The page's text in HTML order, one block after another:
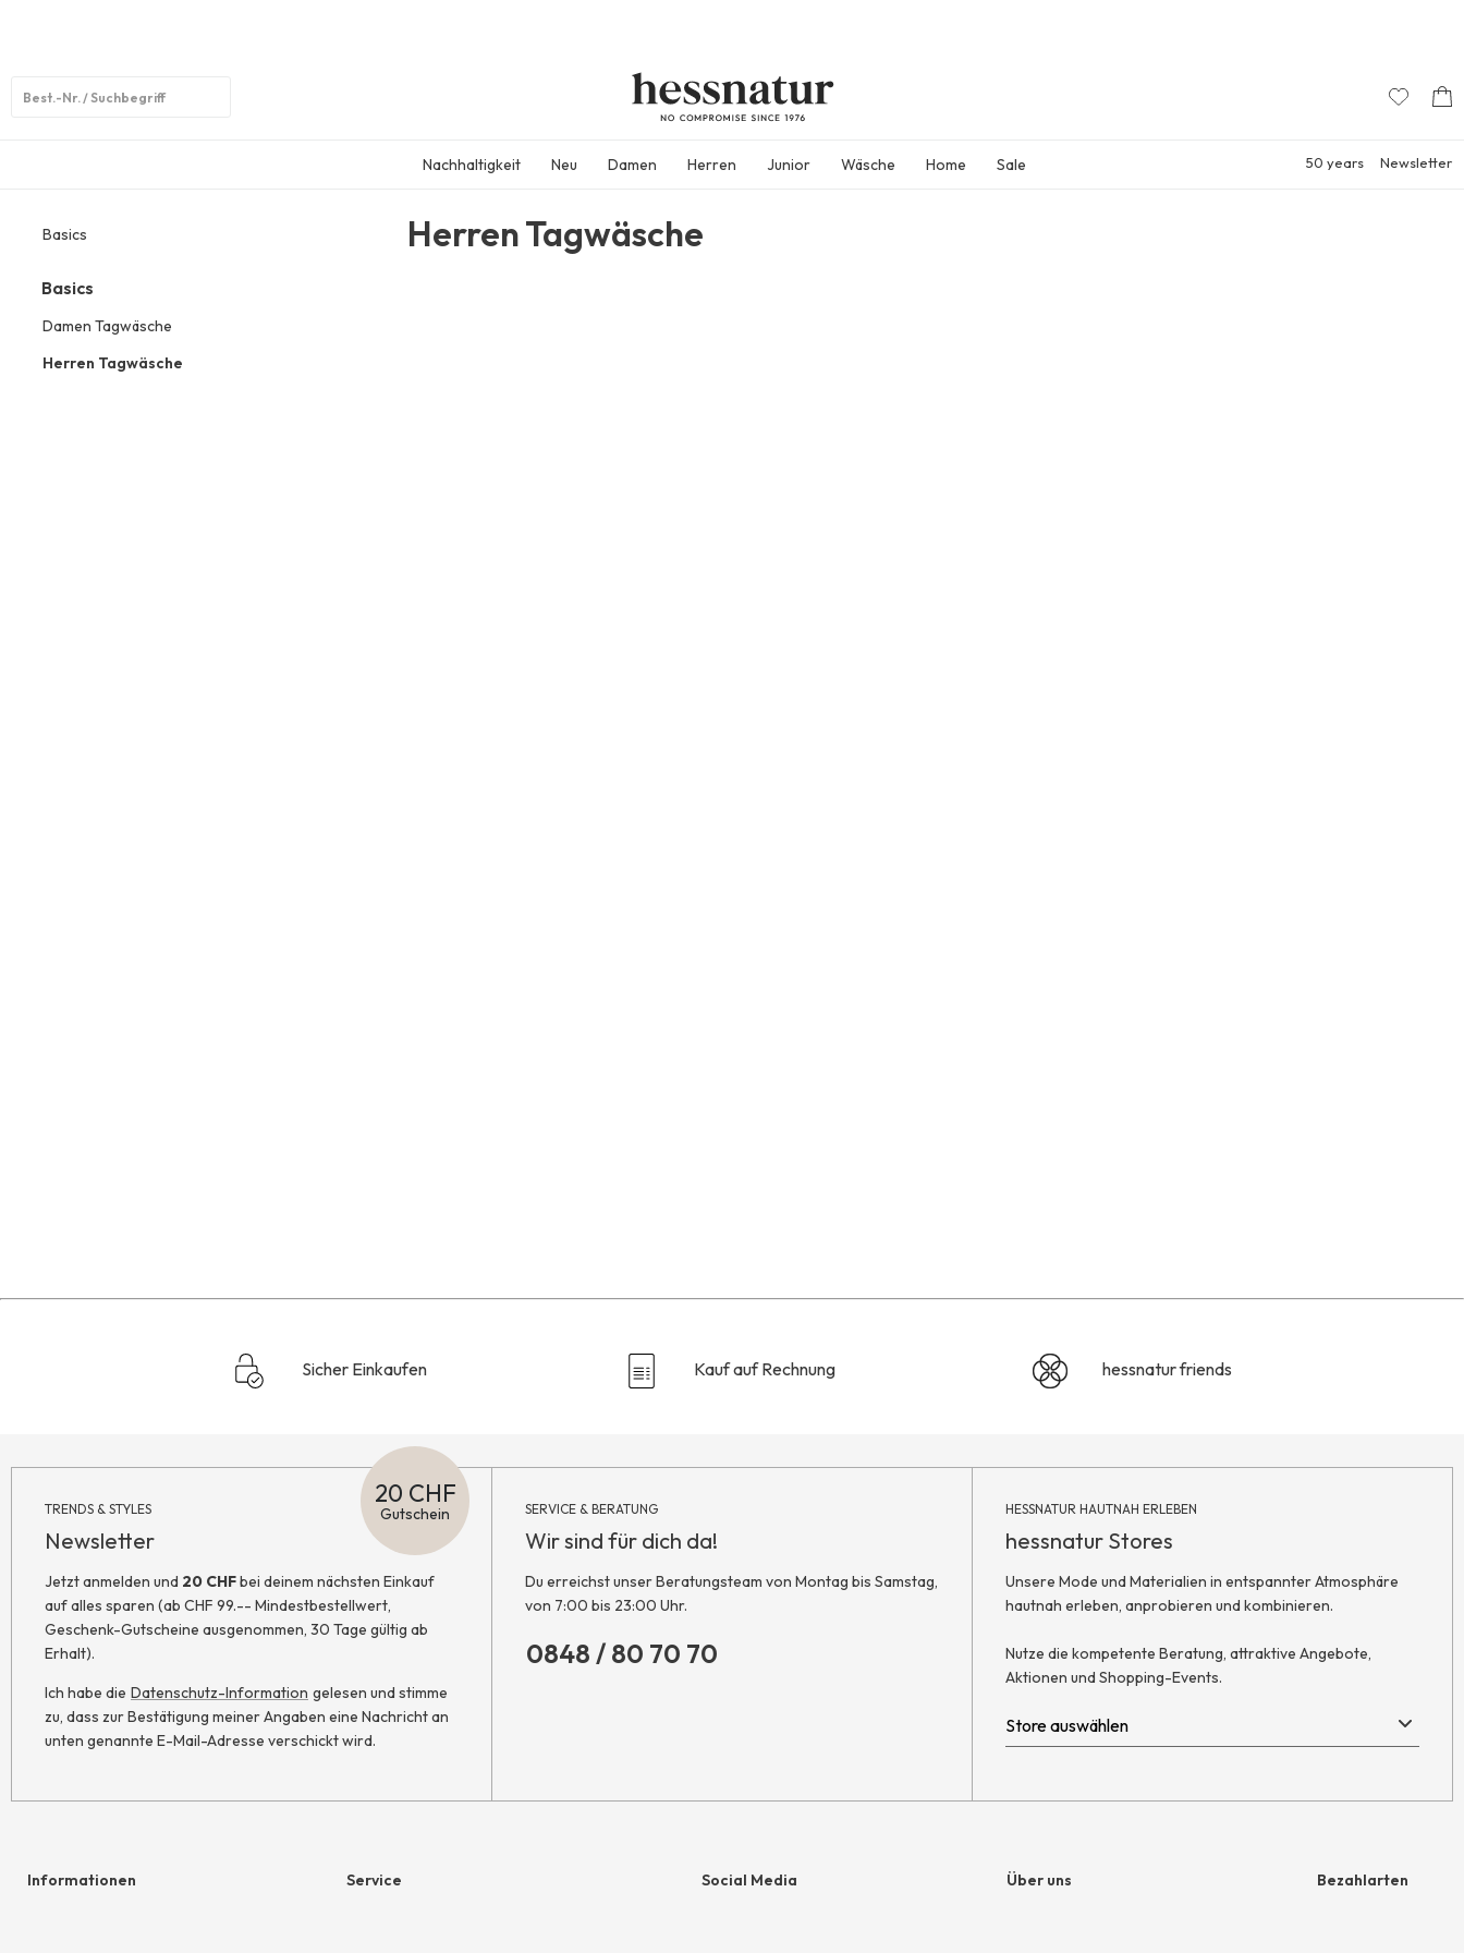
Nachhaltigkeit Neu Damen Herren Junior Wäsche Home Sale 50 years Newsletter
Basics
Basics
Damen Tagwäsche
Herren Tagwäsche
Herren Tagwäsche
Sicher Einkaufen Kauf auf Rechnung hessnatur friends
TRENDS & STYLES
Newsletter
20 CHF
Gutschein
Jetzt anmelden und 20 CHFbei deinem nächsten Einkauf
auf alles sparen (ab CHF 99.-- Mindestbestellwert,
Geschenk-Gutscheine ausgenommen, 30 Tage gültig ab
Erhalt).
Ich habe die Datenschutz-Information gelesen und stimme
zu, dass zur Bestätigung meiner Angaben eine Nachricht an
unten genannte E-Mail-Adresse verschickt wird.
SERVICE & BERATUNG
Wir sind für dich da!
Du erreichst unser Beratungsteam von Montag bis Samstag,
von 7:00 bis 23:00 Uhr.
0848 / 80 70 70
HESSNATUR HAUTNAH ERLEBEN
hessnatur Stores
Unsere Mode und Materialien in entspannter Atmosphäre
hautnah erleben, anprobieren und kombinieren.
Nutze die kompetente Beratung, attraktive Angebote,
Aktionen und Shopping-Events.
Informationen Service Social Media Über uns Bezahlarten